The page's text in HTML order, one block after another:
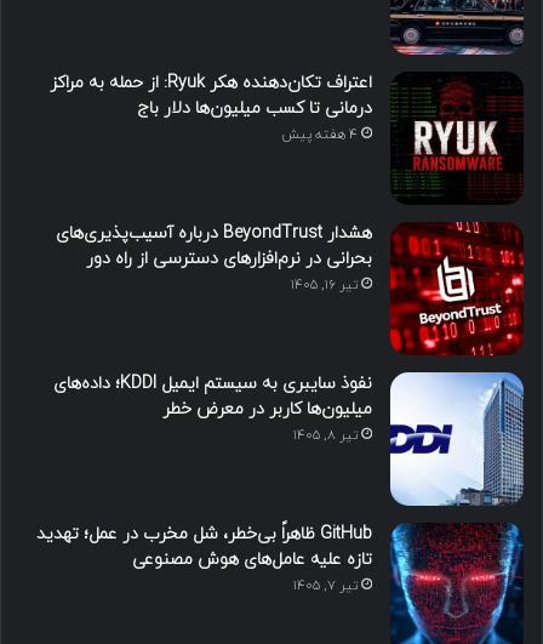
اعتراف تکان‌دهنده هکر Ryuk: از حمله به مراکز
درمانی تا کسب میلیون‌ها دلار باج
4 هفته پیش
هشدار BeyondTrust درباره آسیب‌پذیری‌های
بحرانی در نرم‌افزارهای دسترسی از راه دور
تیر ۱۶, ۱۴۰۵
نفوذ سایبری به سیستم ایمیل KDDI؛ داده‌های
میلیون‌ها کاربر در معرض خطر
تیر ۸, ۱۴۰۵
GitHub ظاهراً بی‌خطر، شل مخرب در عمل؛ تهدید
تازه علیه عامل‌های هوش مصنوعی
تیر ۷, ۱۴۰۵